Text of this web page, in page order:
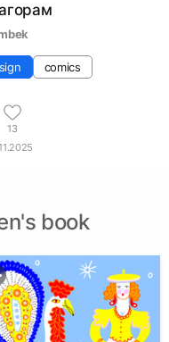
comics
13
book